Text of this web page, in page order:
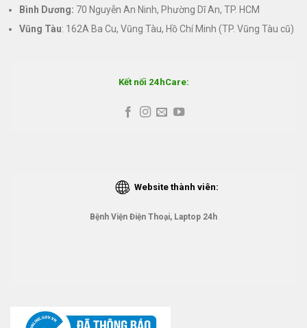
Bình Dương: 70 Nguyễn An Ninh, Phường Dĩ An, TP. HCM
Vũng Tàu: 162A Ba Cu, Vũng Tàu, Hồ Chí Minh (TP. Vũng Tàu cũ)
Kết nối 24hCare:
Website thành viên:
Bệnh Viện Điện Thoại, Laptop 24h